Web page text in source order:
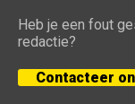
Heb je een fout
redactie?
Contacteer